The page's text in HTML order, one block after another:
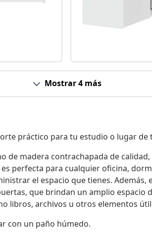
Mostrar 4 más
práctico para tu estudio o lugar de
de madera contrachapada de
perfecta para cualquier oficina,
el espacio que tienes. Además,
que brindan un amplio espacio
libros, archivos u otros elementos
con un paño húmedo.